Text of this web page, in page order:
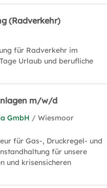
(Radverkehr)
für Radverkehr im
Urlaub und berufliche
m/w/d
GmbH / Wiesmoor
für Gas-, Druckregel- und
für unsere
und krisensicheren